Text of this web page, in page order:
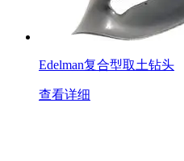
Edelman复合型取土钻头
查看详细